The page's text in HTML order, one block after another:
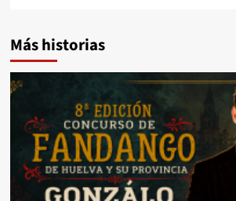
Más historias